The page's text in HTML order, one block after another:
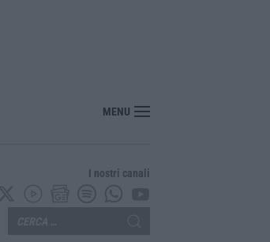
2: Giuseppe Vinci lascia il carcere e passa ai domiciliari
MENU
I nostri canali